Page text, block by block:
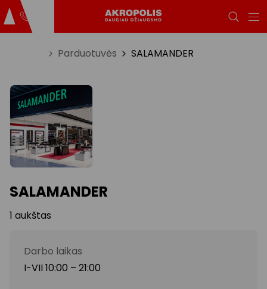
Parduotuvės SALAMANDER
SALAMANDER
1 aukštas
Darbo laikas
I-VII 10:00 – 21:00